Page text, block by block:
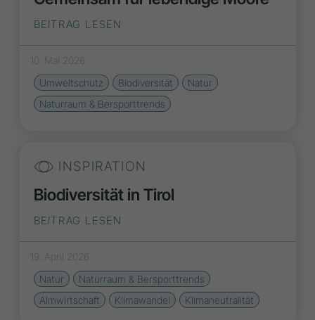
BEITRAG LESEN
10. Mai 2026
Umweltschutz
Biodiversität
Natur
Naturraum & Bersporttrends
INSPIRATION
Biodiversität in Tirol
BEITRAG LESEN
19. April 2026
Natur
Naturraum & Bersporttrends
Almwirtschaft
Klimawandel Klimaneutralität